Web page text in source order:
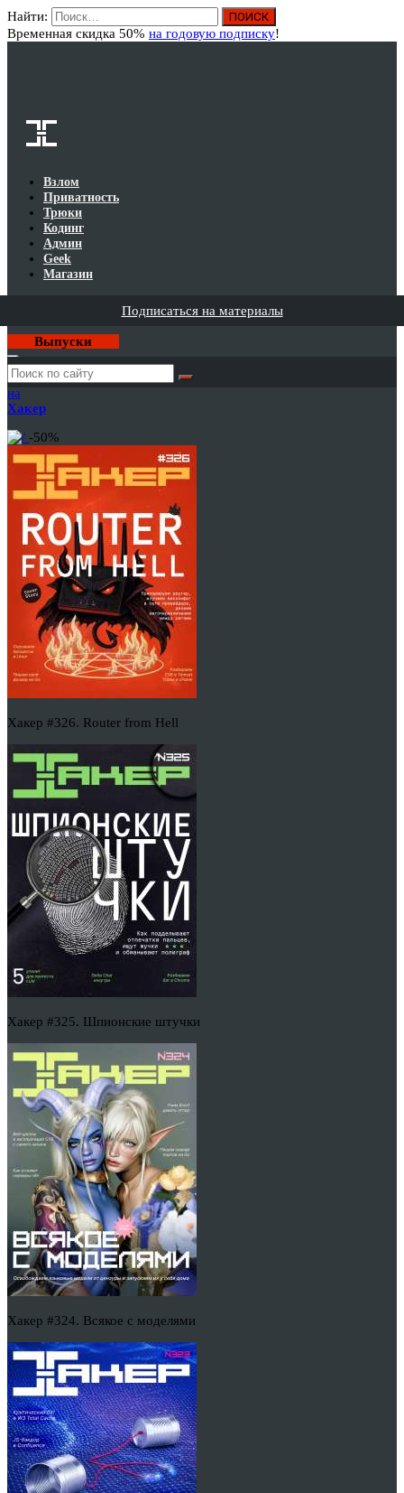
Найти:
Временная скидка 50% на годовую подписку!
Взлом
Приватность
Трюки
Кодинг
Админ
Geek
Магазин
Подписаться на материалы
Выпуски
Годовая
подписка
на
Хакер
-50%
Хакер #326. Router from Hell
Хакер #325. Шпионские штучки
Хакер #324. Всякое с моделями